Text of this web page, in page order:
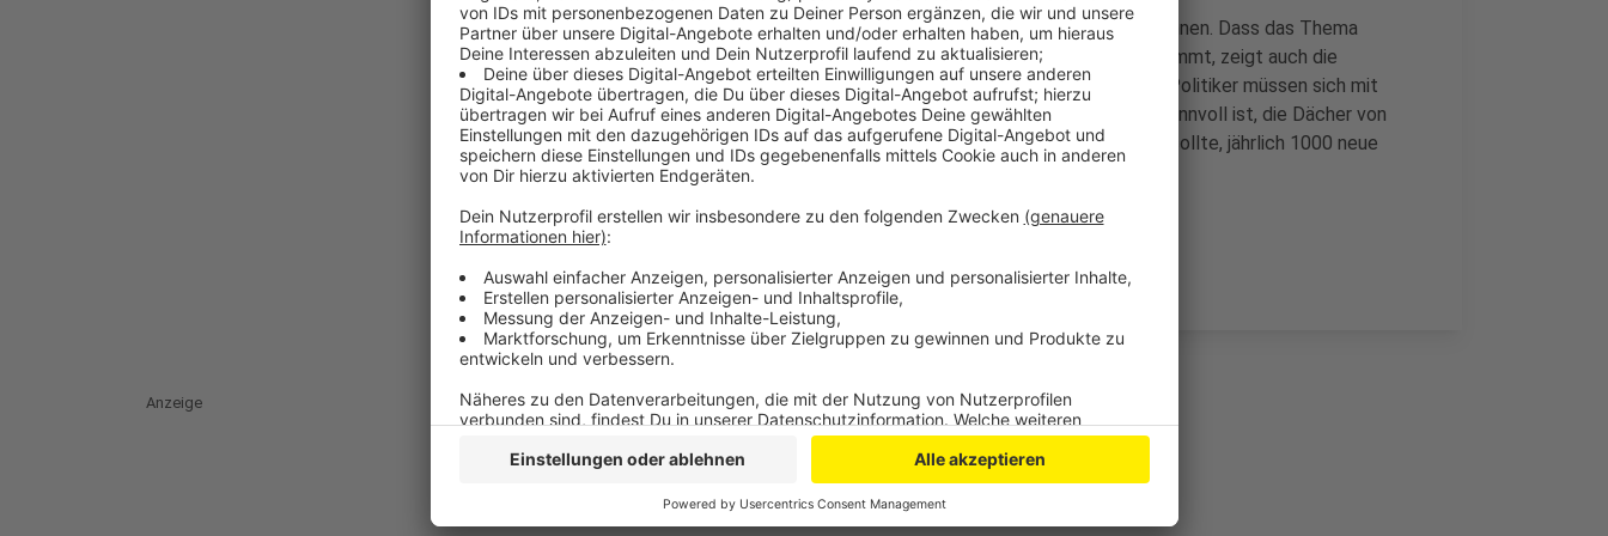
Es geht darum, wie wir alle in Zukunft weniger CO2 ausstoßen können. Dass das Thema
Klimawandel immer größere Bedeutung bei uns in der Stadt bekommt, zeigt auch die
Tagesordnung für den Umweltausschuss heute Nachmittag: die Politiker müssen sich mit
vielen Ideen zum Klimaschutz beschäftigen: zum Beispiel ob es sinnvoll ist, die Dächer von
Bushaltestellen zu begrünen oder ob sich die Stadt verpflichten sollte, jährlich 1000 neue
Bäume zu pflanzen.
Anzeige
Anzeige